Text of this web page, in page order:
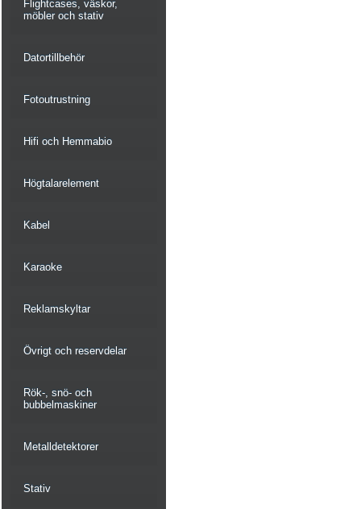
Flightcases, väskor,
möbler och stativ
Datortillbehör
Fotoutrustning
Hifi och Hemmabio
Högtalarelement
Kabel
Karaoke
Reklamskyltar
Övrigt och reservdelar
Rök-, snö- och
bubbelmaskiner
Metalldetektorer
Stativ